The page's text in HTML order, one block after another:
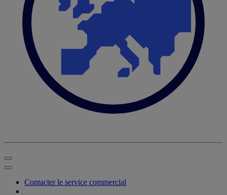
Contacter le service commercial